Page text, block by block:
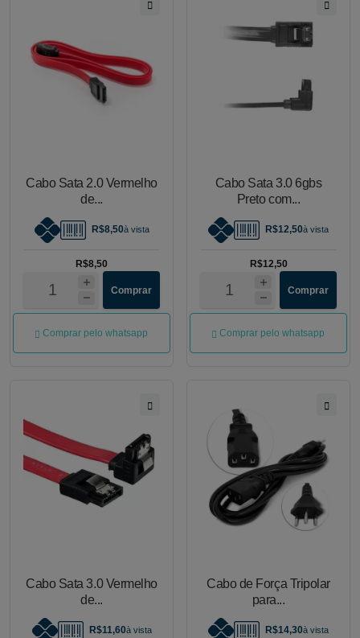
Cabo Sata 2.0 Vermelho
de...
R$8,50à vista
R$8,50
Comprar
Comprar pelo whatsapp
Cabo Sata 3.0 6gbs
Preto com...
R$12,50à vista
R$12,50
Comprar
Comprar pelo whatsapp
Cabo Sata 3.0 Vermelho
de...
R$11,60à vista
Cabo de Força Tripolar
para...
R$14,30à vista